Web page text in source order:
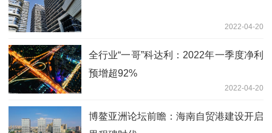
2022-04-20
全行业“一哥”科达利：2022年一季度净利
预增超92%
2022-04-20
博鳌亚洲论坛前瞻：海南自贸港建设开启